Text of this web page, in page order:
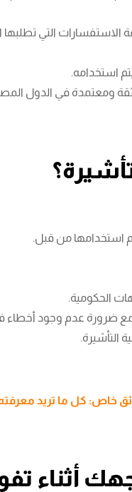
الاستفسارات التي
استخدامه.
ومعتمدة في الدول
استخدامها من قبل.
الحكومية.
مع ضرورة عدم وجود أخطاء
التأشيرة.
خاص: كل ما تريد
أثناء